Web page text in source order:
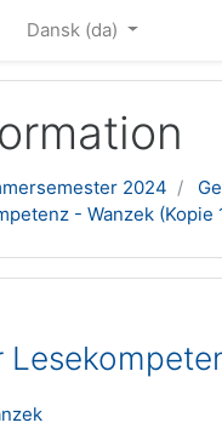
Dansk ‎(da)‎
2024
- Wanzek (Kopie